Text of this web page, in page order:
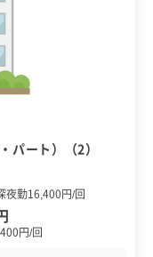
パート）（2）
夜勤16,400円/回
円/回